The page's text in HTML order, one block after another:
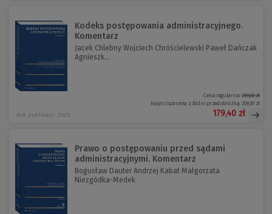
Kodeks postępowania administracyjnego.
Komentarz
Jacek Chlebny Wojciech Chróścielewski Paweł Dańczak
Agnieszk...
Rok publikacji: 2025
Cena regularna:299,00 zł
Najniższa cena z 30 dni przed obniżką: 209,30 zł
179,40 zł
Prawo o postępowaniu przed sądami
administracyjnymi. Komentarz
Bogusław Dauter Andrzej Kabat Małgorzata
Niezgódka-Medek